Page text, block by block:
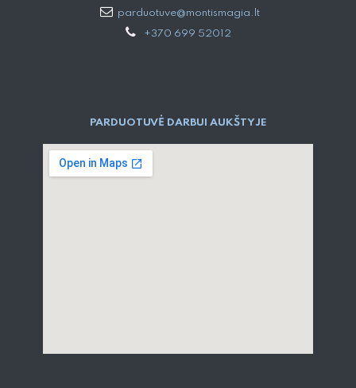
parduotuve@montismagia.lt
+370 699 52012
PARDUOTUVĖ DARBUI AUKŠTYJE